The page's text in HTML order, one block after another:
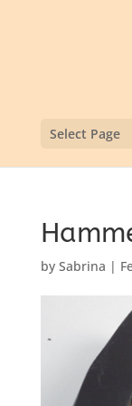
Select Page
by Sabrina |